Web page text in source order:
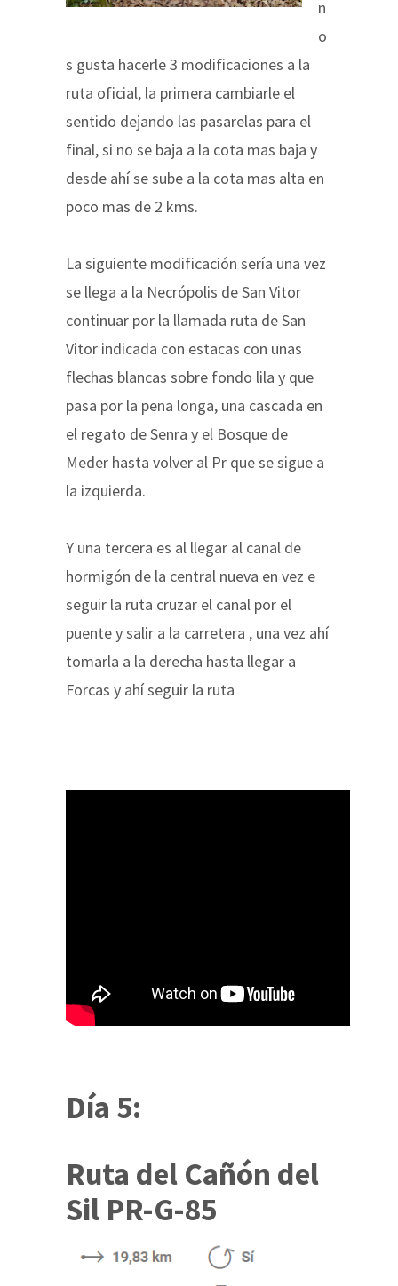
n
o
s gusta hacerle 3 modificaciones a la
ruta oficial, la primera cambiarle el
sentido dejando las pasarelas para el
final, si no se baja a la cota mas baja y
desde ahí se sube a la cota mas alta en
poco mas de 2 kms.
La siguiente modificación sería una vez
se llega a la Necrópolis de San Vitor
continuar por la llamada ruta de San
Vitor indicada con estacas con unas
flechas blancas sobre fondo lila y que
pasa por la pena longa, una cascada en
el regato de Senra y el Bosque de
Meder hasta volver al Pr que se sigue a
la izquierda.
Y una tercera es al llegar al canal de
hormigón de la central nueva en vez e
seguir la ruta cruzar el canal por el
puente y salir a la carretera , una vez ahí
tomarla a la derecha hasta llegar a
Forcas y ahí seguir la ruta
Día 5:
Ruta del Cañón del
Sil PR-G-85